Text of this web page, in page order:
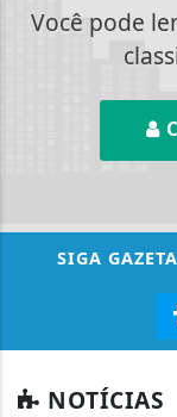
Você pode
SIGA
NOTÍCIAS